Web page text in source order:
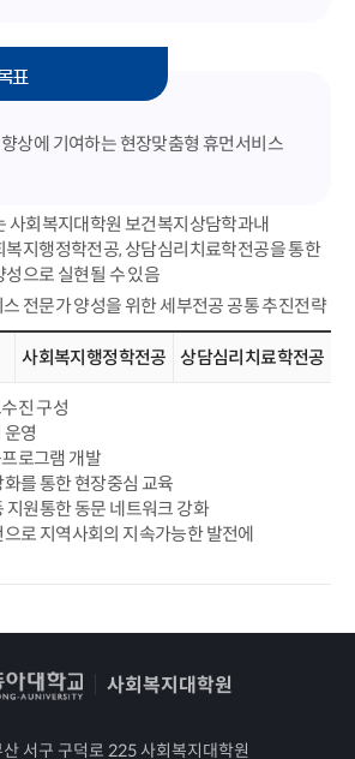
표
상에 기여하는 현장맞춤형 휴먼서비스
사회복지대학원 보건복지상담학과내
복지행정학전공, 상담심리치료학전공을 통한
으로 실현될 수 있음
전문가 양성을 위한 세부전공 공통 추진전략
사회복지행정학전공 상담심리치료학전공
진 구성
영
로그램 개발
를 통한 현장중심 교육
지원통한 동문 네트워크 강화
로 지역사회의 지속가능한 발전에
사회복지대학원
서구 구덕로 225 사회복지대학원